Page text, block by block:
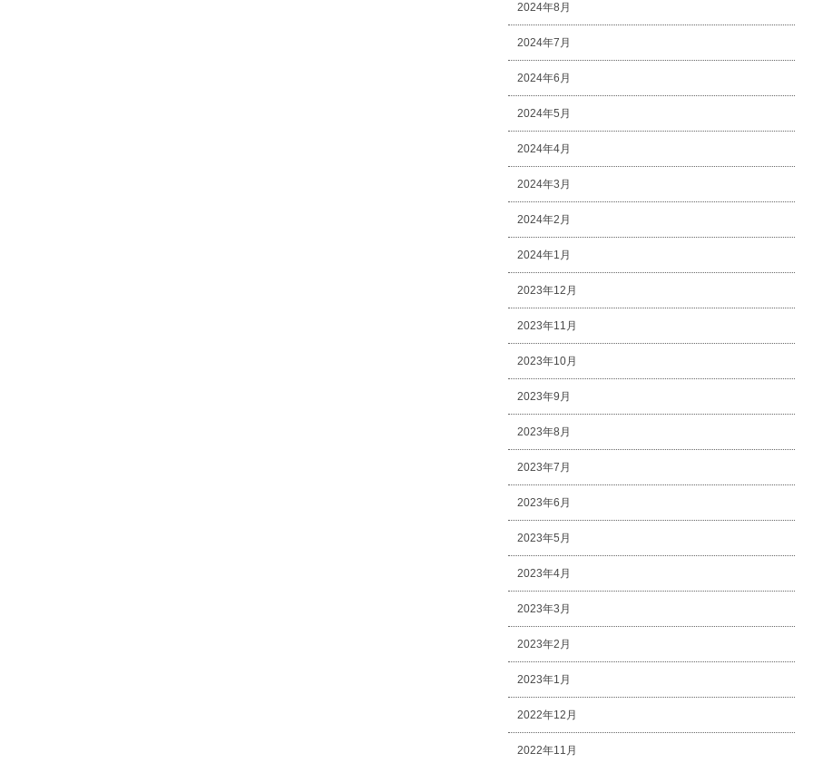
2024年8月
2024年7月
2024年6月
2024年5月
2024年4月
2024年3月
2024年2月
2024年1月
2023年12月
2023年11月
2023年10月
2023年9月
2023年8月
2023年7月
2023年6月
2023年5月
2023年4月
2023年3月
2023年2月
2023年1月
2022年12月
2022年11月